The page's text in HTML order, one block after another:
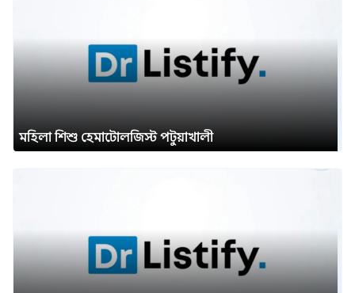
মহিলা শিশু হেমাটোলজিস্ট পটুয়াখালী